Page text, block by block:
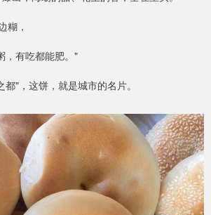
糊，
，有吃都能肥。"
"，这饼，就是城市的名片。